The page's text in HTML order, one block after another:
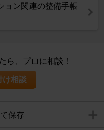
ョン関連の整備手帳
ら、プロに相談！
け相談
保存